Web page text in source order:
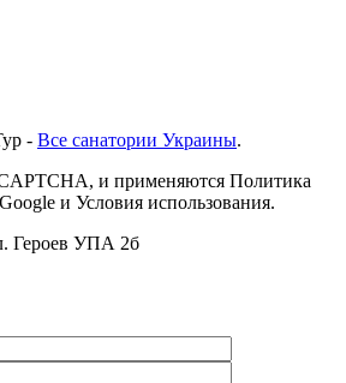
- Все санатории Украины.
и применяются Политика
и Условия использования.
Героев УПА 2б